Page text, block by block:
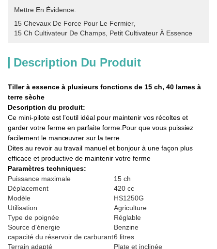
Mettre En Évidence:
15 Chevaux De Force Pour Le Fermier
15 Ch Cultivateur De Champs Petit Cultivateur À Essence
Description Du Produit
Tiller à essence à plusieurs fonctions de 15 ch, 40 lames à
terre sèche
Description du produit:
Ce mini-pilote est l'outil idéal pour maintenir vos récoltes et
garder votre ferme en parfaite forme.Pour que vous puissiez
facilement le manœuvrer sur la terre.
Dites au revoir au travail manuel et bonjour à une façon plus
efficace et productive de maintenir votre ferme
Paramètres techniques:
Puissance maximale
15 ch
Déplacement
420 cc
Modèle
HS1250G
Utilisation
Agriculture
Type de poignée
Réglable
Source d'énergie
Benzine
capacité du réservoir de carburant6 litres
Terrain adapté
Plate et inclinée